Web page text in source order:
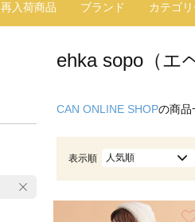
再入荷商品 ブランド カテゴリ
ehka sopo（エ
CAN ONLINE SHOPの商品
表示順 人気順